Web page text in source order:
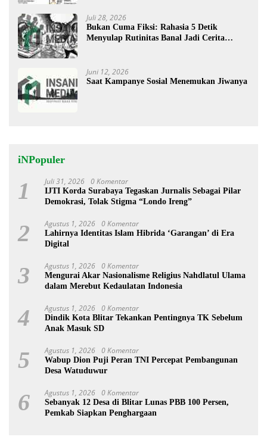
Juli 28, 2026
Bukan Cuma Fiksi: Rahasia 5 Detik
Menyulap Rutinitas Banal Jadi Cerita
Juni 12, 2026
Saat Kampanye Sosial Menemukan Jiwanya
iNPopuler
1 Juli 31, 2026 0 Komentar
IJTI Korda Surabaya Tegaskan Jurnalis Sebagai Pilar
Demokrasi, Tolak Stigma “Londo Ireng”
2 Agustus 1, 2026 0 Komentar
Lahirnya Identitas Islam Hibrida ‘Garangan’ di Era
Digital
3 Agustus 1, 2026 0 Komentar
Mengurai Akar Nasionalisme Religius Nahdlatul Ulama
dalam Merebut Kedaulatan Indonesia
4 Agustus 1, 2026 0 Komentar
Dindik Kota Blitar Tekankan Pentingnya TK Sebelum
Anak Masuk SD
5 Agustus 1, 2026 0 Komentar
Wabup Dion Puji Peran TNI Percepat Pembangunan
Desa Watuduwur
6 Agustus 1, 2026 0 Komentar
Sebanyak 12 Desa di Blitar Lunas PBB 100 Persen,
Pemkab Siapkan Penghargaan